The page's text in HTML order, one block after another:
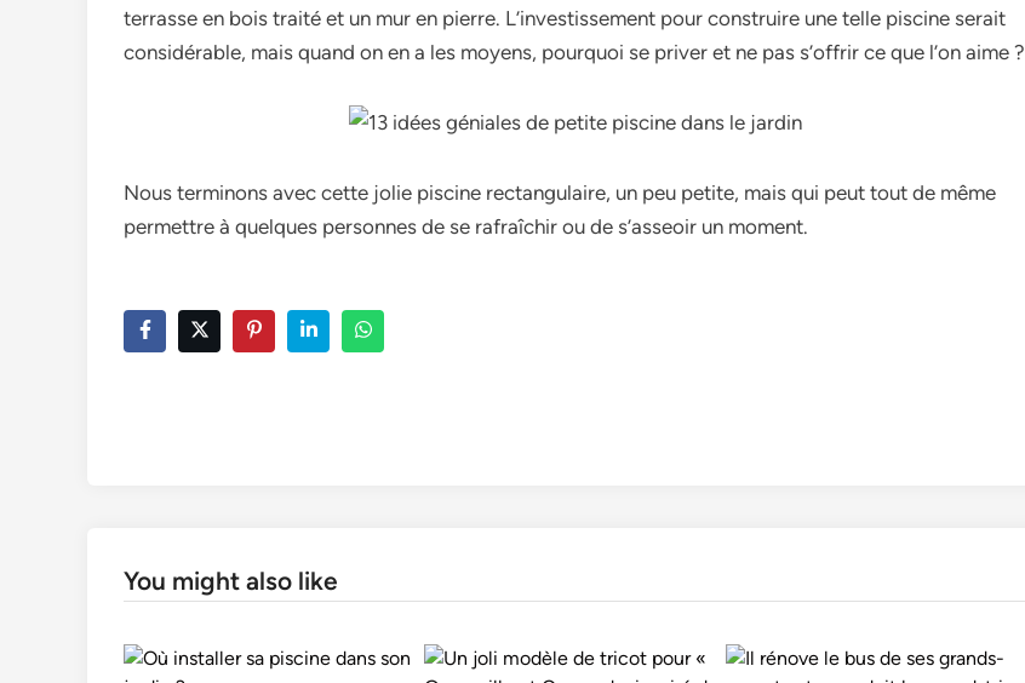
terrasse en bois traité et un mur en pierre. L’investissement pour construire une telle piscine serait
considérable, mais quand on en a les moyens, pourquoi se priver et ne pas s’offrir ce que l’on aime ?
Nous terminons avec cette jolie piscine rectangulaire, un peu petite, mais qui peut tout de même
permettre à quelques personnes de se rafraîchir ou de s’asseoir un moment.
You might also like